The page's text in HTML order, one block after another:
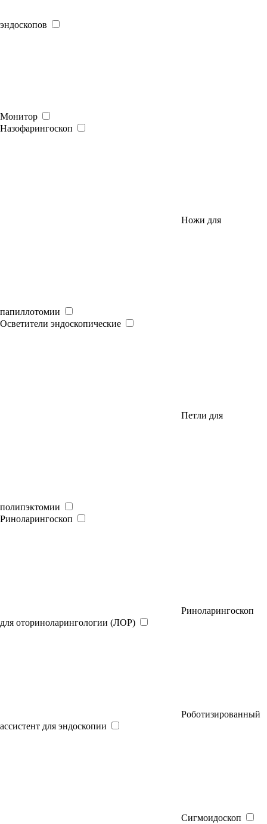
эндоскопов
Монитор
Назофарингоскоп
Ножи для
папиллотомии
Осветители эндоскопические
Петли для
полипэктомии
Риноларингоскоп
Риноларингоскоп
для оториноларингологии (ЛОР)
Роботизированный
ассистент для эндоскопии
Сигмоидоскоп